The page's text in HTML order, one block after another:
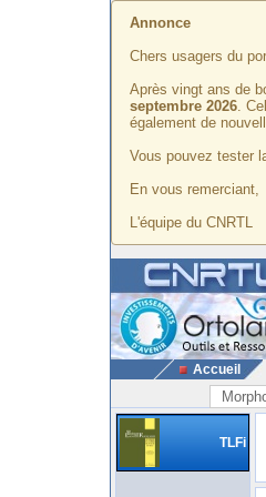
Annonce
Chers usagers du
Après vingt ans de
septembre 2026.
également de
Vous pouvez tester
En vous remerciant,
L'équipe du CNRTL
Accueil
TLFi